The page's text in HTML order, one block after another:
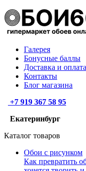
Галерея
Бонусные баллы
Доставка и оплата
Контакты
Блог магазина
+7 919 367 58 95
Екатеринбург
Каталог товаров
Обои с рисунком
Как превратить